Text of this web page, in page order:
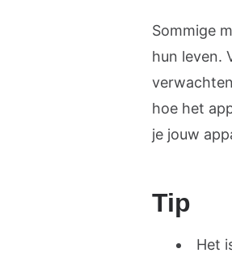
Sommige
hun leven.
hoe het
je jouw
Tip
Het